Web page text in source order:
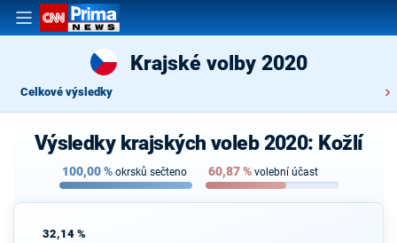
Krajské volby 2020
Celkové výsledky
Výsledky krajských voleb 2020: Kožlí
100,00% okrsků sečteno 60,87% volební účast
32,14 %